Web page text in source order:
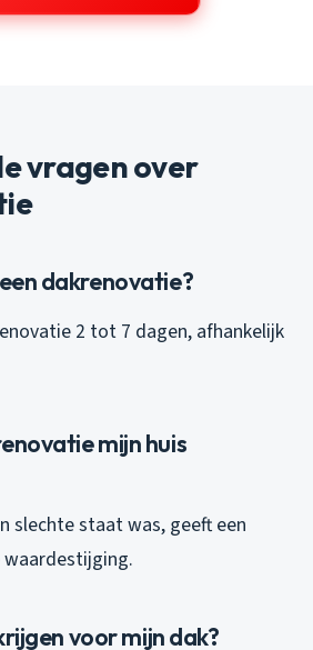
vragen over
dakrenovatie?
2 tot 7 dagen, afhankelijk
mijn huis
slechte staat was, geeft een
voor mijn dak?